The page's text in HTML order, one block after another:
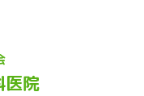
医院